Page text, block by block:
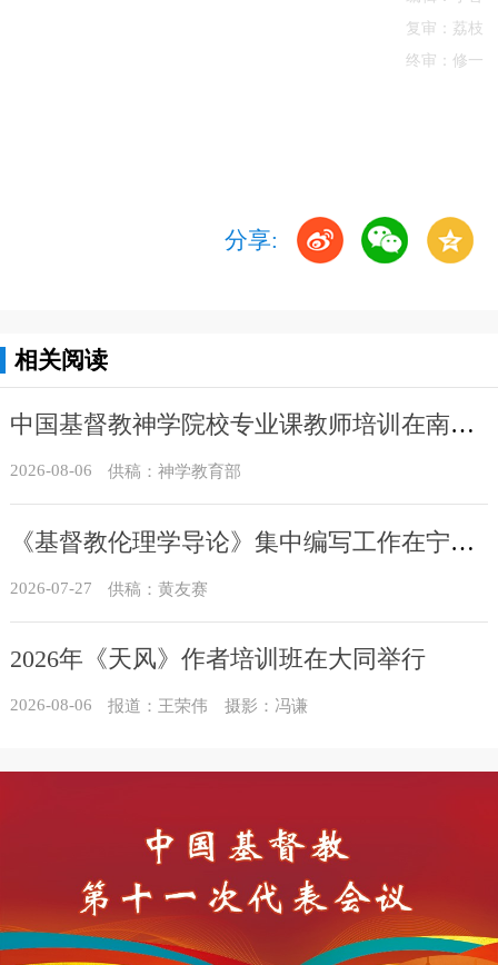
复审：荔枝
终审：修一
分享:
相关阅读
中国基督教神学院校专业课教师培训在南昌举办
2026-08-06 供稿：神学教育部
《基督教伦理学导论》集中编写工作在宁进行
2026-07-27 供稿：黄友赛
2026年《天风》作者培训班在大同举行
2026-08-06 报道：王荣伟 摄影：冯谦